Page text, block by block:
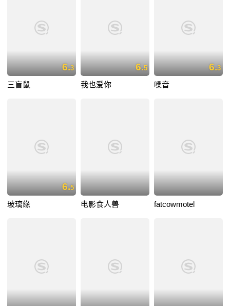
6.3
三盲鼠
6.5
我也爱你
6.3
噪音
6.5
玻璃缘 电影食人兽 fatcowmotel